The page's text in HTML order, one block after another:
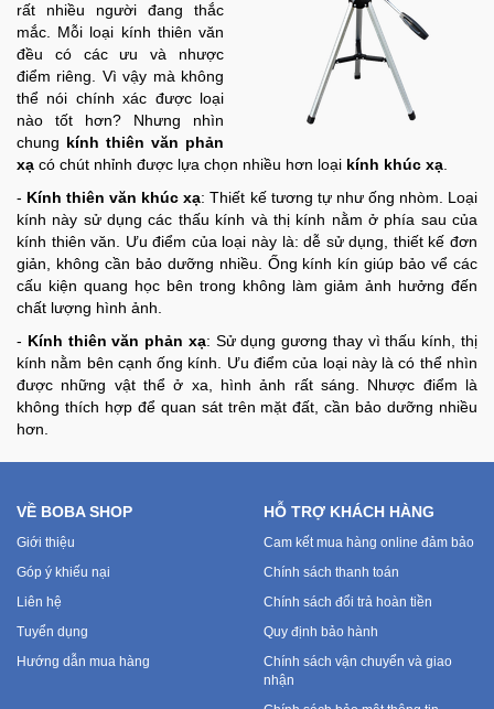
rất nhiều người đang thắc
mắc. Mỗi loại kính thiên văn
đều có các ưu và nhược
điểm riêng. Vì vậy mà không
thể nói chính xác được loại
nào tốt hơn? Nhưng nhìn
chung kính thiên văn phản
xạ có chút nhỉnh được lựa chọn nhiều hơn loại kính khúc xạ
- Kính thiên văn khúc xạ: Thiết kế tương tự như ống nhòm. Loại
kính này sử dụng các thấu kính và thị kính nằm ở phía sau của
kính thiên văn. Ưu điểm của loại này là: dễ sử dụng, thiết kế đơn
giản, không cần bảo dưỡng nhiều. Ống kính kín giúp bảo vể các
cấu kiện quang học bên trong không làm giảm ảnh hưởng đến
chất lượng hình ảnh.
- Kính thiên văn phản xạ: Sử dụng gương thay vì thấu kính, thị
kính nằm bên cạnh ống kính. Ưu điểm của loại này là có thể nhìn
được những vật thể ở xa, hình ảnh rất sáng. Nhược điểm là
không thích hợp để quan sát trên mặt đất, cần bảo dưỡng nhiều
hơn.
VỀ BOBA SHOP
Giới thiệu
Góp ý khiếu nại
Liên hệ
Tuyển dụng
Hướng dẫn mua hàng
HỖ TRỢ KHÁCH HÀNG
Cam kết mua hàng online đảm bảo
Chính sách thanh toán
Chính sách đổi trả hoàn tiền
Quy định bảo hành
Chính sách vận chuyển và giao
nhận